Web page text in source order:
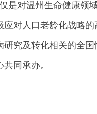
是对温州生命健康
对人口老龄化战略的
究及转化相关的全
同承办。